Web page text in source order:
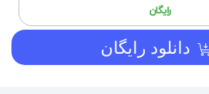
رایگان
دانلود رایگان